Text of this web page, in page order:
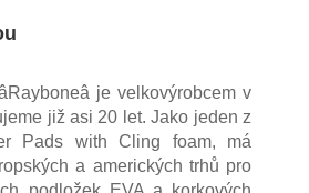
je velkovýrobcem v
již asi 20 let. Jako jeden z
Pads with Cling foam, má
a amerických trhů pro